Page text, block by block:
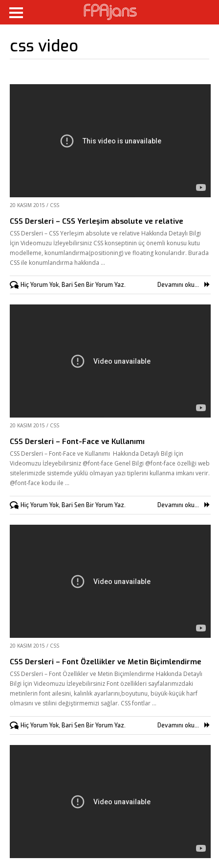
css video
20 KASIM 2015 / CSS
CSS Dersleri – CSS Yerleşim absolute ve relative
CSS Dersleri – CSS Yerleşim absolute ve relative Hakkında Detaylı Bilgi
İçin Videomuzu İzleyebilirsiniz CSS konseptinin üç önemli konusu kutu
modelleme, konumlandırma(positioning) ve floating konularıdır. Burada
CSS ile konumlandırma hakkında …
Hiç Yorum Yok, Bari Sen Bir Yorum Yaz. Devamını oku...
20 KASIM 2015 / CSS
CSS Dersleri – Font-Face ve Kullanımı
CSS Dersleri – Font-Face ve Kullanımı Hakkında Detaylı Bilgi İçin
Videomuzu İzleyebilirsiniz @font-face Genel Bilgi @font-face özelliği web
sitelerimizde sistemde yüklü olmayan yazı tiplerini kullanma imkanı verir.
@font-face kodu ile …
Hiç Yorum Yok, Bari Sen Bir Yorum Yaz. Devamını oku...
20 KASIM 2015 / CSS
CSS Dersleri – Font Özellikler ve Metin Biçimlendirme
CSS Dersleri – Font Özellikler ve Metin Biçimlendirme Hakkında Detaylı
Bilgi İçin Videomuzu İzleyebilirsiniz Font özellikleri sayfalarımızdaki
metinlerin font ailesini, kalınlık ayarlarını,boyutunu, büyük-küçük harf
olmasını ve stilini değiştirmemizi sağlar. CSS fontlar …
Hiç Yorum Yok, Bari Sen Bir Yorum Yaz. Devamını oku...